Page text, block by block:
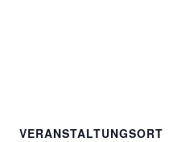
VERANSTALTUNGSORT